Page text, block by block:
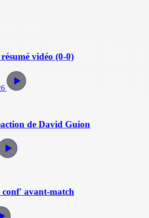
vidéo (0-0)
de David Guion
avant-match